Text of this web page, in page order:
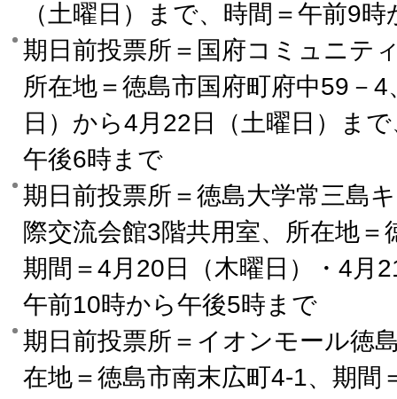
（土曜日）まで、時間＝午前9
期日前投票所＝国府コミュニテ
所在地＝徳島市国府町府中59－
日）から4月22日（土曜日）ま
午後6時まで
期日前投票所＝徳島大学常三島
際交流会館3階共用室、所在地＝
期間＝4月20日（木曜日）・4月
午前10時から午後5時まで
期日前投票所＝イオンモール徳
在地＝徳島市南末広町4-1、期間